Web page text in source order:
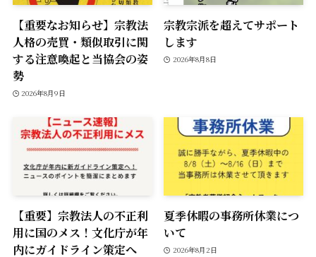
【重要なお知らせ】宗教法
人格の売買・類似取引に関
する注意喚起と当協会の姿
勢
2026年8月9日
宗教宗派を超えてサポート
します
2026年8月8日
【重要】宗教法人の不正利
用に国のメス！文化庁が年
内にガイドライン策定へ
夏季休暇の事務所休業につ
いて
2026年8月2日